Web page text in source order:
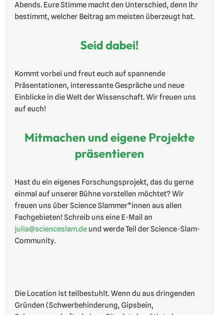
Abends. Eure Stimme macht den Unterschied, denn Ihr
bestimmt, welcher Beitrag am meisten überzeugt hat.
Seid dabei!
Kommt vorbei und freut euch auf spannende
Präsentationen, interessante Gespräche und neue
Einblicke in die Welt der Wissenschaft. Wir freuen uns
auf euch!
Mitmachen und eigene Projekte
präsentieren
Hast du ein eigenes Forschungsprojekt, das du gerne
einmal auf unserer Bühne vorstellen möchtet? Wir
freuen uns über Science Slammer*innen aus allen
Fachgebieten! Schreib uns eine E-Mail an
julia@scienceslam.de und werde Teil der Science-Slam-
Community.
Die Location ist teilbestuhlt. Wenn du aus dringenden
Gründen (Schwerbehinderung, Gipsbein,